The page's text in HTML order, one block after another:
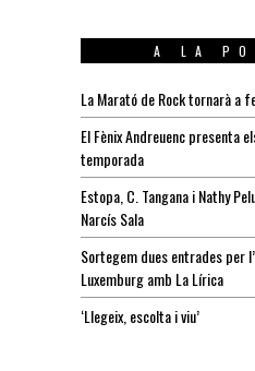
A LA
La Marató de Rock tornarà a
El Fènix Andreuenc presenta
temporada
Estopa, C. Tangana i Nathy
Narcís Sala
Sortegem dues entrades per
Luxemburg amb La Lírica
‘Llegeix, escolta i viu’